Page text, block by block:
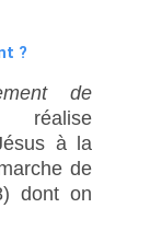
?
de
à la
de
dont on